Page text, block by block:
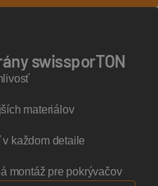
swissporTON
materiálov
každom detaile
montáž pre pokrývačov